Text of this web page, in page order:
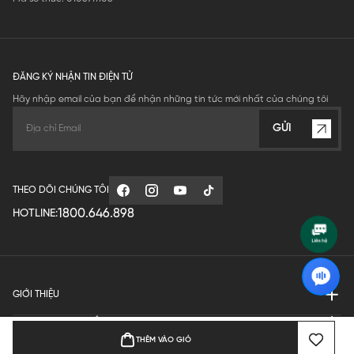
THÊM VÀO GIỎ
ĐĂNG KÝ NHẬN TIN ĐIỆN TỬ
Hãy nhập email của bạn để nhận những tin tức mới nhất của chúng tôi
GỬI
THEO DÕI CHÚNG TÔI
HOTLINE:1800.646.898
GIỚI THIỆU
QUY ĐỊNH HOẠT ĐỘNG